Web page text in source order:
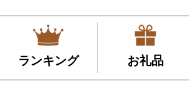
ランキング お礼品